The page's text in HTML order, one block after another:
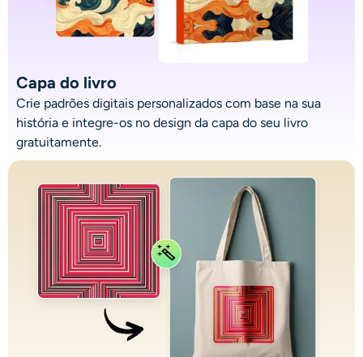
Capa do livro
Crie padrões digitais personalizados com base na sua
história e integre-os no design da capa do seu livro
gratuitamente.